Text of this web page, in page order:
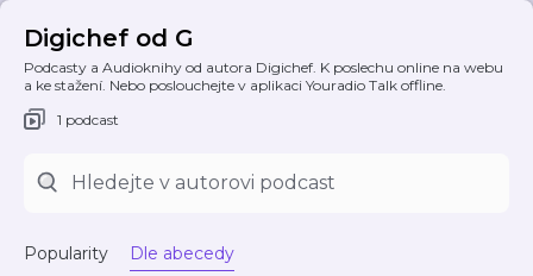
Digichef od G
Podcasty a Audioknihy od autora Digichef. K poslechu online na webu
a ke stažení. Nebo poslouchejte v aplikaci Youradio Talk offline.
1 podcast
Popularity Dle abecedy